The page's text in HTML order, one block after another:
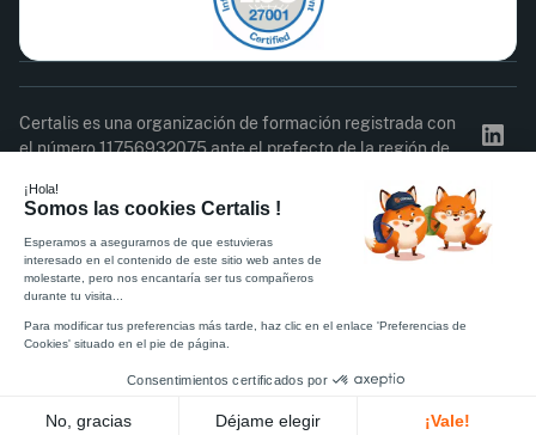
Certalis es una organización de formación registrada con
el número 11756932075 ante el prefecto de la región de
del Estado.
© 2026 Certalis. Todos los derechos reservados.
Acta de asistenciaCuestionario de satisfacción
Política de PrivacidadReglamento interno
Información legal
Certificado ISO 27001